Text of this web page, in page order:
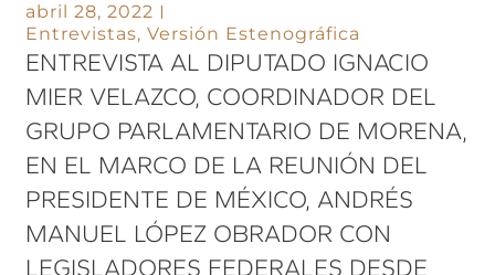
abril 28, 2022
Entrevistas,Versión Estenográfica
ENTREVISTA AL DIPUTADO IGNACIO
MIER VELAZCO, COORDINADOR DEL
GRUPO PARLAMENTARIO DE MORENA,
EN EL MARCO DE LA REUNIÓN DEL
PRESIDENTE DE MÉXICO, ANDRÉS
MANUEL LÓPEZ OBRADOR CON
LEGISLADORES FEDERALES DESDE